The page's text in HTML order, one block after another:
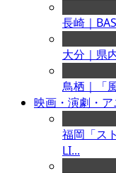
長崎｜
大分｜県
鳥栖｜「
映画・演劇・
福岡「ス
LI...